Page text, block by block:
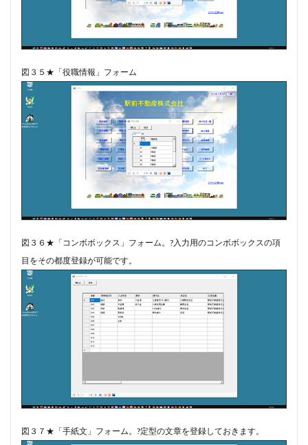
図３５★「役職情報」フォーム
図３６★「コンボボックス」フォーム。?入力用のコンボボックスの項
目をその都度登録が可能です。
図３７★「手紙文」フォーム。?定型の文章を登録しておきます。